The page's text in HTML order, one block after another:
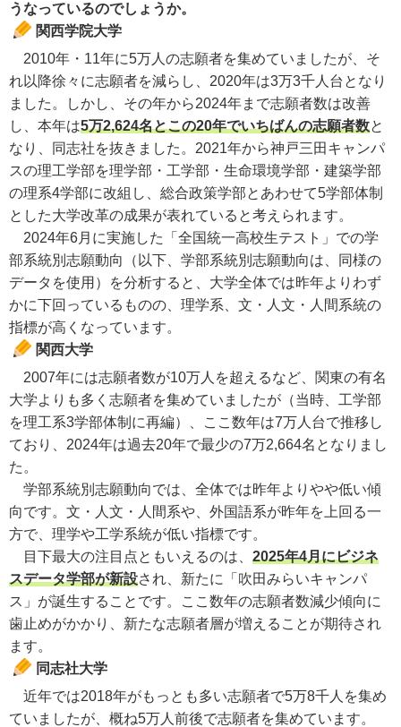
うなっているのでしょうか。
関西学院大学
2010年・11年に5万人の志願者を集めていましたが、そ
れ以降徐々に志願者を減らし、2020年は3万3千人台となり
ました。しかし、その年から2024年まで志願者数は改善
し、本年は5万2,624名とこの20年でいちばんの志願者数と
なり、同志社を抜きました。2021年から神戸三田キャンパ
スの理工学部を理学部・工学部・生命環境学部・建築学部
の理系4学部に改組し、総合政策学部とあわせて5学部体制
とした大学改革の成果が表れていると考えられます。
2024年6月に実施した「全国統一高校生テスト」での学
部系統別志願動向（以下、学部系統別志願動向は、同様の
データを使用）を分析すると、大学全体では昨年よりわず
かに下回っているものの、理学系、文・人文・人間系統の
指標が高くなっています。
関西大学
2007年には志願者数が10万人を超えるなど、関東の有名
大学よりも多く志願者を集めていましたが（当時、工学部
を理工系3学部体制に再編）、ここ数年は7万人台で推移し
ており、2024年は過去20年で最少の7万2,664名となりまし
た。
学部系統別志願動向では、全体では昨年よりやや低い傾
向です。文・人文・人間系や、外国語系が昨年を上回る一
方で、理学や工学系統が低い指標です。
目下最大の注目点ともいえるのは、 2025年4月にビジネ
スデータ学部が新設され、新たに「吹田みらいキャンパ
ス」が誕生することです。ここ数年の志願者数減少傾向に
歯止めがかかり、新たな志願者層が増えることが期待され
ます。
同志社大学
近年では2018年がもっとも多い志願者で5万8千人を集め
ていましたが、概ね5万人前後で志願者を集めています。